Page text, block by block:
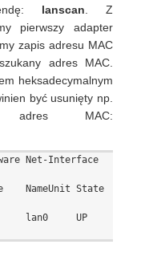
lanscan . Z
pierwszy adapter
zapis adresu MAC
adres MAC.
heksadecymalnym
być usunięty np.
adres MAC:
Net-Interface
NameUnit State
lan0     UP